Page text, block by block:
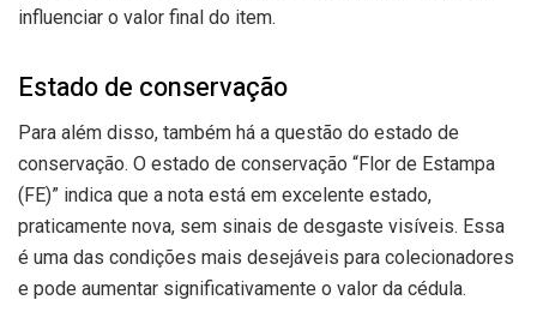
influenciar o valor final do item.
Estado de conservação
Para além disso, também há a questão do estado de
conservação. O estado de conservação “Flor de Estampa
(FE)” indica que a nota está em excelente estado,
praticamente nova, sem sinais de desgaste visíveis. Essa
é uma das condições mais desejáveis para colecionadores
e pode aumentar significativamente o valor da cédula.